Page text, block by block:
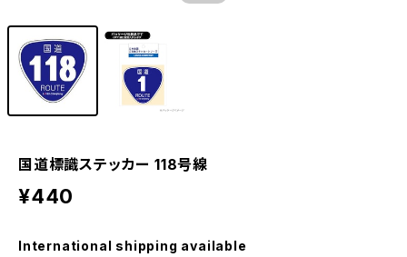
国道標識ステッカー 118号線
¥440
International shipping available